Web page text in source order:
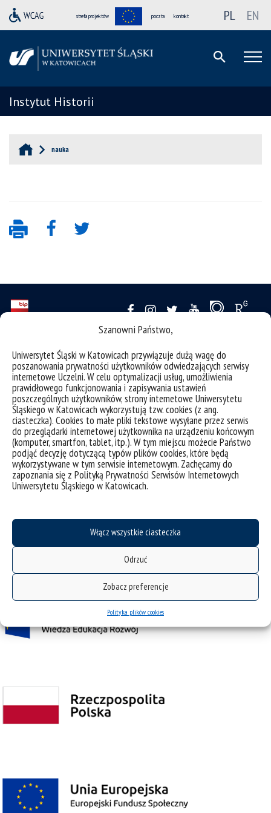
Szanowni Państwo,
Uniwersytet Śląski w Katowicach przywiązuje dużą wagę do
poszanowania prywatności użytkowników odwiedzających serwisy
internetowe Uczelni. W celu optymalizacji usług, umożliwienia
prawidłowego funkcjonowania i zapisywania ustawień
poszczególnych użytkowników, strony internetowe Uniwersytetu
Śląskiego w Katowicach wykorzystują tzw. cookies (z ang.
ciasteczka). Cookies to małe pliki tekstowe wysyłane przez serwis
do przeglądarki internetowej użytkownika na urządzeniu końcowym
(komputer, smartfon, tablet, itp.). W tym miejscu możecie Państwo
podjąć decyzję dotyczącą typów plików cookies, które będą
wykorzystywane w tym serwisie internetowym. Zachęcamy do
zapoznania się z Polityką Prywatności Serwisów Internetowych
Uniwersytetu Śląskiego w Katowicach.
Włącz wszystkie ciasteczka
Odrzuć
Zobacz preferencje
Polityka plików cookies
strefa projektów poczta kontakt PL EN
Instytut Historii
nauka
mapa strony
Instytut Historii
ul. Bankowa 11
40-007 Katowice
tel.: 32 359 13 14
fax.: 32 359 21 28
e-mail: ih.wh@us.edu.pl
Projekt Zintegrowany Program Rozwoju Uniwersytetu Śląskiego w Katowicach
współfinansowany przez Unię Europejską z Europejskiego Funduszu Społecznego w
ramach Programu Operacyjnego Wiedza Edukacja Rozwój na lata 2014˗2020.